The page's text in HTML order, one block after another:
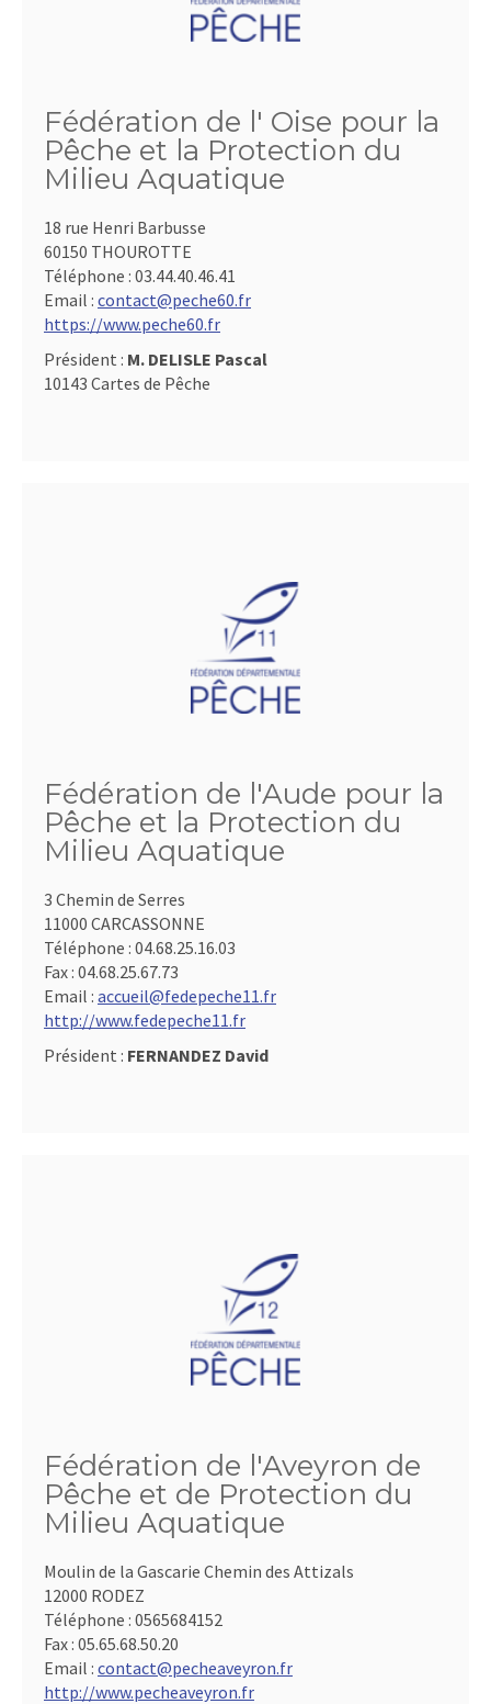
Fédération de l' Oise pour la
Pêche et la Protection du
Milieu Aquatique
18 rue Henri Barbusse
60150 THOUROTTE
Téléphone : 03.44.40.46.41
Email : contact@peche60.fr
https://www.peche60.fr
Président : M. DELISLE Pascal
10143 Cartes de Pêche
Fédération de l'Aude pour la
Pêche et la Protection du
Milieu Aquatique
3 Chemin de Serres
11000 CARCASSONNE
Téléphone : 04.68.25.16.03
Fax : 04.68.25.67.73
Email : accueil@fedepeche11.fr
http://www.fedepeche11.fr
Président : FERNANDEZ David
Fédération de l'Aveyron de
Pêche et de Protection du
Milieu Aquatique
Moulin de la Gascarie Chemin des Attizals
12000 RODEZ
Téléphone : 0565684152
Fax : 05.65.68.50.20
Email : contact@pecheaveyron.fr
http://www.pecheaveyron.fr